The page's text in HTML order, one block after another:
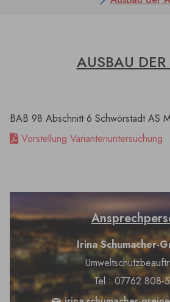
AUSBAU
BAB 98 Abschnitt 6 Schwörstadt AS
Vorstellung Variantenuntersuchung
Irina Schumacher-
Tel.: 07762 808-